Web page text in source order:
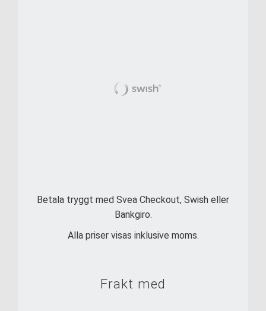
Betala tryggt med Svea Checkout, Swish eller
Bankgiro.
Alla priser visas inklusive moms.
Frakt med